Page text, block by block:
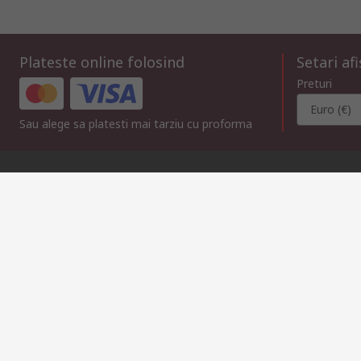
Plateste online folosind
Sau alege sa platesti mai tarziu cu proforma
Setari
Preturi
Euro (€)
Contacteaza-ne